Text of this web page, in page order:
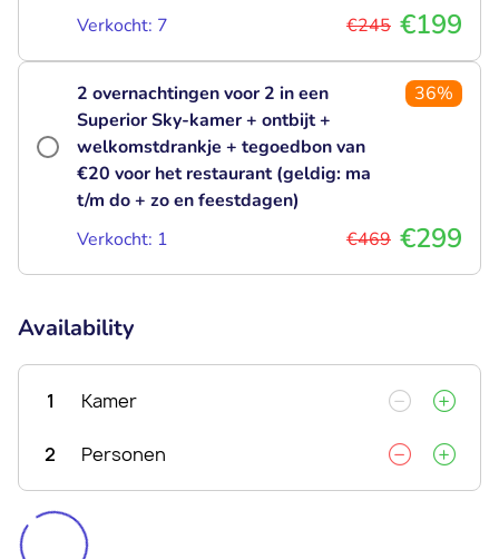
Verkocht: 7 €245 €199
2 overnachtingen voor 2 in een
Superior Sky-kamer + ontbijt +
welkomstdrankje + tegoedbon van
€20 voor het restaurant (geldig: ma
t/m do + zo en feestdagen)
36%
Verkocht: 1 €469 €299
Availability
1 Kamer
2 Personen